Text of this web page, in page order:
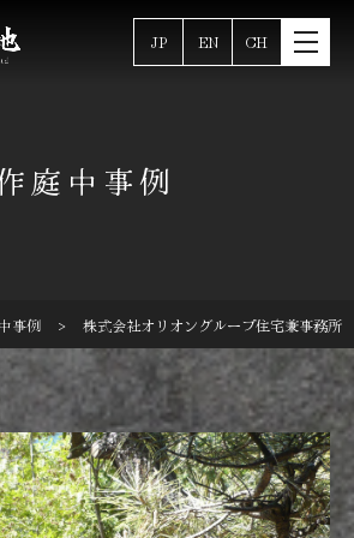
JP EN CH
庭中事例
事例 > 株式会社オリオングループ住宅兼事務所